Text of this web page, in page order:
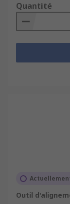
Quantité
Outil